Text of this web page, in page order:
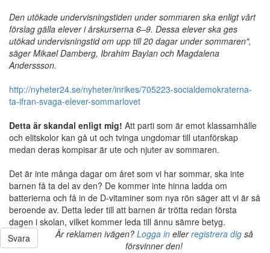
Den utökade undervisningstiden under sommaren ska enligt vårt
förslag gälla elever i årskurserna 6–9. Dessa elever ska ges
utökad undervisningstid om upp till 20 dagar under sommaren",
säger Mikael Damberg, Ibrahim Baylan och Magdalena
Anderssson.
http://nyheter24.se/nyheter/inrikes/705223-socialdemokraterna-
ta-ifran-svaga-elever-sommarlovet
Detta är skandal enligt mig! Att parti som är emot klassamhälle
och elitskolor kan gå ut och tvinga ungdomar till utanförskap
medan deras kompisar är ute och njuter av sommaren.
Det är inte många dagar om året som vi har sommar, ska inte
barnen få ta del av den? De kommer inte hinna ladda om
batterierna och få in de D-vitaminer som nya rön säger att vi är så
beroende av. Detta leder till att barnen är trötta redan första
dagen i skolan, vilket kommer leda till ännu sämre betyg.
Svara
Är reklamen ivägen? Logga inellerregistrera digså
försvinner den!